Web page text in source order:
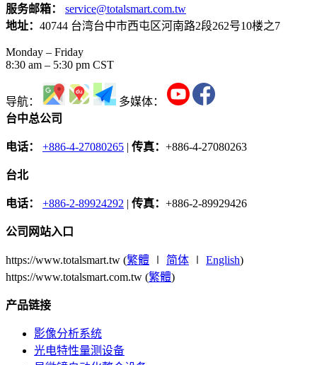
服务邮箱：
service@totalsmart.com.tw
地址： 40744 台湾台中市西屯区河南路2段262号10楼之7
Monday – Friday
8:30 am – 5:30 pm CST
导航：
多媒体：
台中总公司
电话： +886-4-27080265 | 传真： +886-4-27080263
台北
电话： +886-2-89924292 | 传真： +886-2-89929426
公司网站入口
https://www.totalsmart.tw (繁體 ∣ 简体 ∣ English)
https://www.totalsmart.com.tw (繁體)
产品链接
影像分析系统
光电特性量测设备